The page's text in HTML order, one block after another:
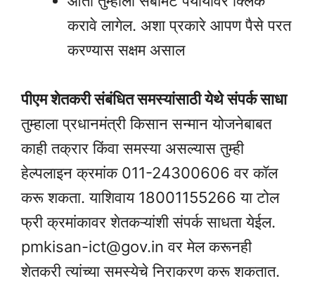
करावे लागेल. अशा प्रकारे आपण पैसे परत
करण्यास सक्षम असाल
पीएम शेतकरी संबंधित समस्यांसाठी येथे संपर्क साधा
तुम्हाला प्रधानमंत्री किसान सन्मान योजनेबाबत
काही तक्रार किंवा समस्या असल्यास तुम्ही
हेल्पलाइन क्रमांक 011-24300606 वर कॉल
करू शकता. याशिवाय 18001155266 या टोल
फ्री क्रमांकावर शेतकऱ्यांशी संपर्क साधता येईल.
pmkisan-ict@gov.in वर मेल करूनही
शेतकरी त्यांच्या समस्येचे निराकरण करू शकतात.